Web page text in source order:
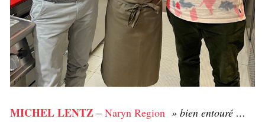
MICHEL LENTZ – Naryn Region » bien entouré …